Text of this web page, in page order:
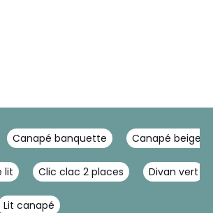
Canapé banquette Canapé beige
lit Clic clac 2 places Divan vert
Lit canapé